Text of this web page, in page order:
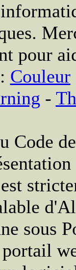
pour
Couleur
-
Code
sous
portail